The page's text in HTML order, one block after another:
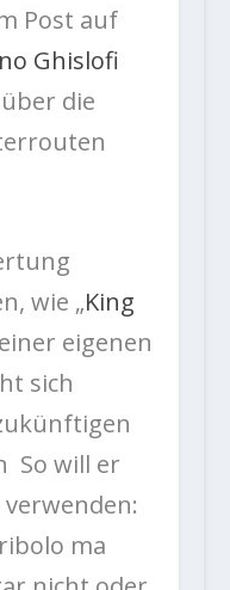
Post auf
Ghislofi
die
wie „King
eigenen
sich
So will er
ma